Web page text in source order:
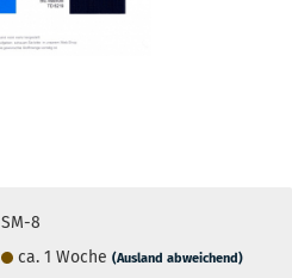
SM-8
ca. 1 Woche(Ausland abweichend)